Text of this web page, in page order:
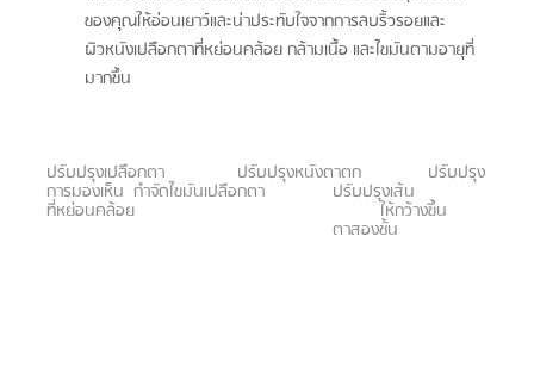
ของคุณให้อ่อนเยาว์และน่าประทับใจจากการลบริ้วรอยและ
ผิวหนังเปลือกตาที่หย่อนคล้อย กล้ามเนื้อ และไขมันตามอายุที่
มากขึ้น
ปรับปรุงเปลือกตา		ปรับปรุงหนังตาตก		ปรับปรุง
การมองเห็น  กำจัดไขมันเปลือกตา		ปรับปรุงเส้น
ที่หย่อนคล้อย						ให้กว้างขึ้น
						ตาสองชั้น